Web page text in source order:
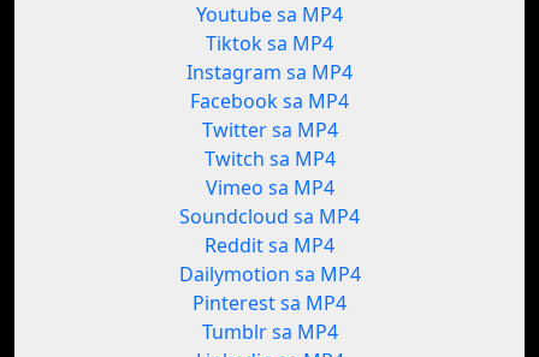
Youtube sa MP4
Tiktok sa MP4
Instagram sa MP4
Facebook sa MP4
Twitter sa MP4
Twitch sa MP4
Vimeo sa MP4
Soundcloud sa MP4
Reddit sa MP4
Dailymotion sa MP4
Pinterest sa MP4
Tumblr sa MP4